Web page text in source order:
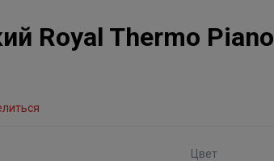
Royal Thermo
Цвет